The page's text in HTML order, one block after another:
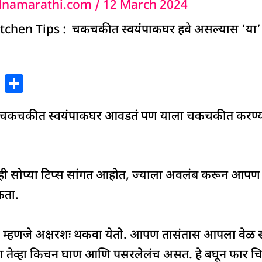
/ 12 March 2024
Tips : चकचकीत स्वयंपाकघर हवे असल्यास
X
h
arस्वयंपाकघर आवडतं पण याला चकचकीत
सोप्या टिप्स सांगत आहोत, ज्याला अवलंब करून
म्हणजे अक्षरशः थकवा येतो. आपण तासंतास आपला वेळ
तेव्हा किचन घाण आणि पसरलेलंच असत. हे बघून फार